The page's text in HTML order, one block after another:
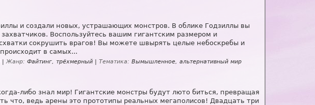
и создали новых, устрашающих монстров. В облике Годзиллы вы
Воспользуйтесь вашим гигантским размером и
сокрушить врагов! Вы можете швырять целые небоскребы и
в самых...
|Жанр: Файтинг, трёхмерный | Тематика: Вымышленное, альтернативный мир
либо знал мир! Гигантские монстры будут люто биться, превращая
что, ведь арены это прототипы реальных мегаполисов! Двадцать три